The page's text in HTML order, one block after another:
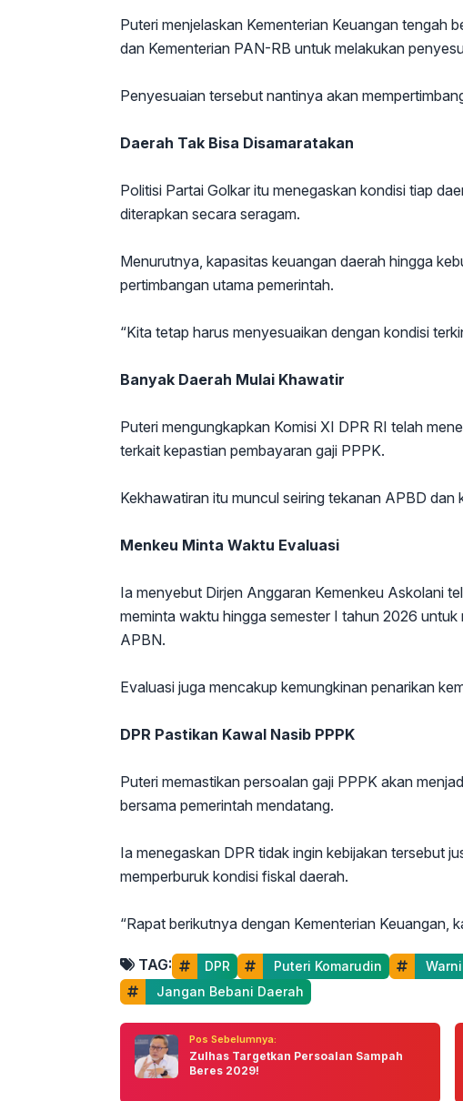
Puteri menjelaskan Kementerian Keuangan tengah
dan Kementerian PAN-RB untuk melakukan
Penyesuaian tersebut nantinya akan
Daerah Tak Bisa Disamaratakan
Politisi Partai Golkar itu menegaskan kondisi tiap
diterapkan secara seragam.
Menurutnya, kapasitas keuangan daerah hingga
pertimbangan utama pemerintah.
“Kita tetap harus menyesuaikan dengan kondisi
Banyak Daerah Mulai Khawatir
Puteri mengungkapkan Komisi XI DPR RI telah
terkait kepastian pembayaran gaji PPPK.
Kekhawatiran itu muncul seiring tekanan APBD
Menkeu Minta Waktu Evaluasi
Ia menyebut Dirjen Anggaran Kemenkeu Askolani
meminta waktu hingga semester I tahun 2026
APBN.
Evaluasi juga mencakup kemungkinan penarikan
DPR Pastikan Kawal Nasib PPPK
Puteri memastikan persoalan gaji PPPK akan
bersama pemerintah mendatang.
Ia menegaskan DPR tidak ingin kebijakan tersebut
memperburuk kondisi fiskal daerah.
“Rapat berikutnya dengan Kementerian Keuangan,
TAG: DPR Puteri Komarudin
Jangan Bebani Daerah
Pos Sebelumnya:
Zulhas Targetkan Persoalan Sampah
Beres 2029!